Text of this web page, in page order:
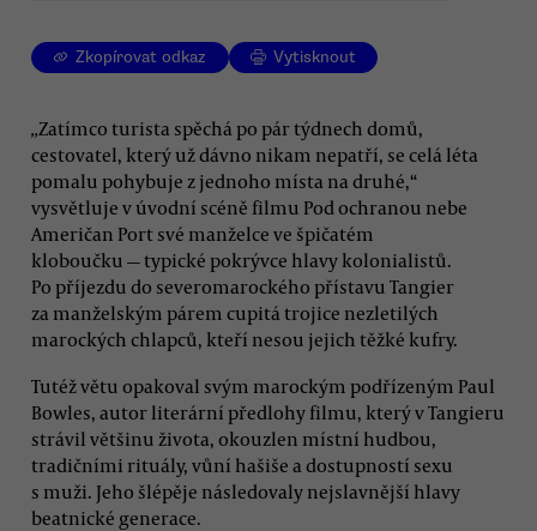
Zkopírovat odkaz Vytisknout
„Zatímco turista spěchá po pár týdnech domů,
cestovatel, který už dávno nikam nepatří, se celá léta
pomalu pohybuje z jednoho místa na druhé,“
vysvětluje v úvodní scéně filmu Pod ochranou nebe
Američan Port své manželce ve špičatém
kloboučku — typické pokrývce hlavy kolonialistů.
Po příjezdu do severomarockého přístavu Tangier
za manželským párem cupitá trojice nezletilých
marockých chlapců, kteří nesou jejich těžké kufry.
Tutéž větu opakoval svým marockým podřízeným Paul
Bowles, autor literární předlohy filmu, který v Tangieru
strávil většinu života, okouzlen místní hudbou,
tradičními rituály, vůní hašiše a dostupností sexu
s muži. Jeho šlépěje následovaly nejslavnější hlavy
beatnické generace.